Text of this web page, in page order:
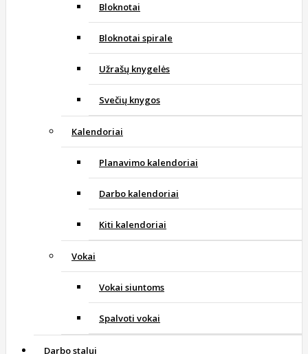
Bloknotai
Bloknotai spirale
Užrašų knygelės
Svečių knygos
Kalendoriai
Planavimo kalendoriai
Darbo kalendoriai
Kiti kalendoriai
Vokai
Vokai siuntoms
Spalvoti vokai
Darbo stalui